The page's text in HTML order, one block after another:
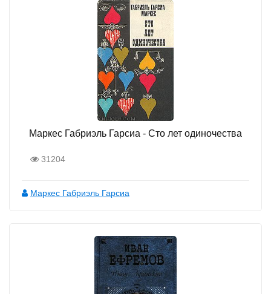
Маркес Габриэль Гарсиа - Сто лет одиночества
31204
Маркес Габриэль Гарсиа